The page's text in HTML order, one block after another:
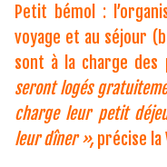
Petit bémol :
voyage et au séjour
sont à la charge des
seront logés
charge leur petit
leur dîner »,précise la